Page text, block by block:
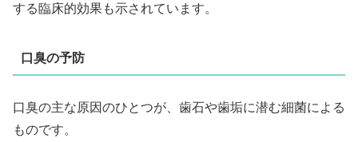
する臨床的効果も示されています。
口臭の予防
口臭の主な原因のひとつが、歯石や歯垢に潜む細菌による
ものです。